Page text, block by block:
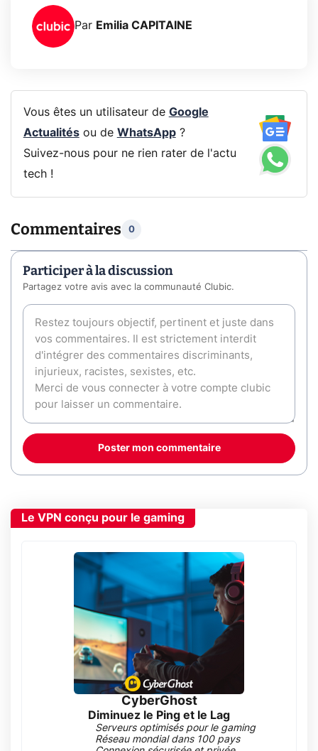
Par Emilia CAPITAINE
Vous êtes un utilisateur de Google
Actualitésou de WhatsApp?
Suivez-nous pour ne rien rater de l'actu
tech !
Commentaires 0
Participer à la discussion
Partagez votre avis avec la communauté Clubic.
Poster mon commentaire
Le VPN conçu pour le gaming
CyberGhost
Diminuez le Ping et le Lag
Serveurs optimisés pour le gaming
Réseau mondial dans 100 pays